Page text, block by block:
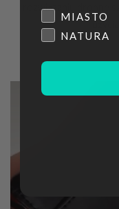
rozwiązaniu drobne
PłećMIASTO
NATURA